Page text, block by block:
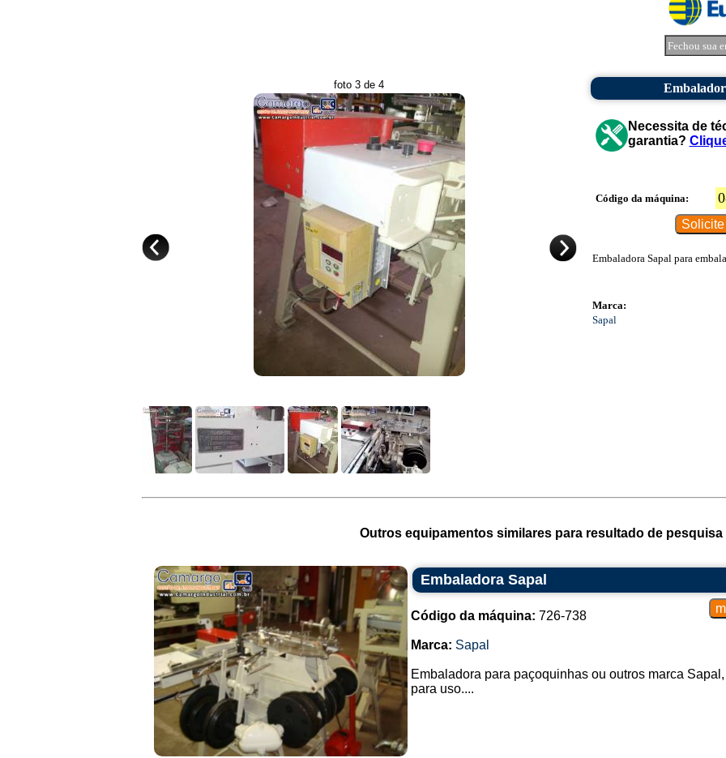
Fechou sua
foto 3 de 4
Necessita de
garantia?
Código da máquina:
Embaladora Sapal para
Marca:
Sapal
Outros equipamentos similares para resultado de pesquisa
Embaladora Sapal
Código da máquina: 726-738
Marca: Sapal
Embaladora para paçoquinhas ou outros marca
para uso....